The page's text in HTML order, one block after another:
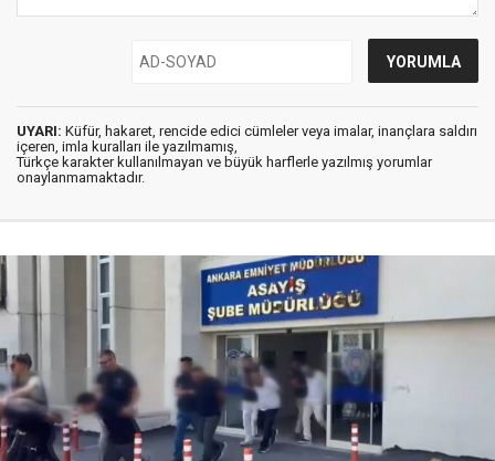
UYARI: Küfür, hakaret, rencide edici cümleler veya imalar, inançlara saldırı
içeren, imla kuralları ile yazılmamış,
Türkçe karakter kullanılmayan ve büyük harflerle yazılmış yorumlar
onaylanmamaktadır.